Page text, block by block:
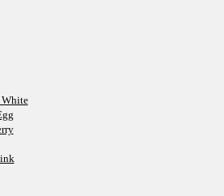
White